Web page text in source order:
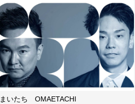
いたち OMAETACHI